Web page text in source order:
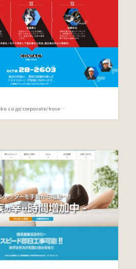
http://hachinohe-juko.co.jp/corporate/hose/index.html